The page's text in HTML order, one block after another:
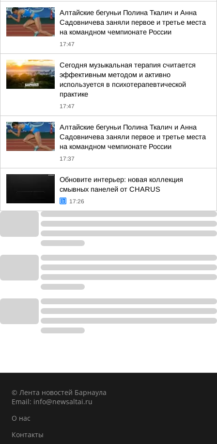
Алтайские бегуньи Полина Ткалич и Анна
Садовничева заняли первое и третье места
на командном чемпионате России
17:47
Сегодня музыкальная терапия считается
эффективным методом и активно
используется в психотерапевтической
практике
17:47
Алтайские бегуньи Полина Ткалич и Анна
Садовничева заняли первое и третье места
на командном чемпионате России
17:37
Обновите интерьер: новая коллекция
смывных панелей от CHARUS
17:26
© Лента новостей Барнаула
Email: info@newsaltai.ru
О нас
Контакты